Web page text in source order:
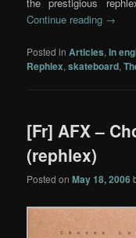
the prestigious
Continue reading →
Posted in Articles,In
Rephlex,skateboard,
[Fr] AFX –
(rephlex)
Posted onMay 18, 2006